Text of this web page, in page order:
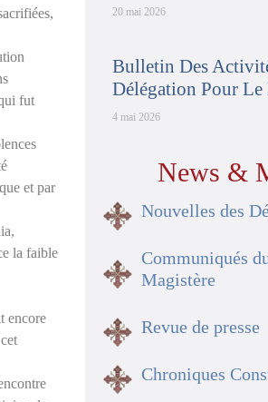
fut
et par
la faible
encore
20 mai 2026
Bulletin Des
Délégation Pour
4 mai 2026
News &
Nouvelles des
Communiqués
Magistère
Revue de presse
Chroniques